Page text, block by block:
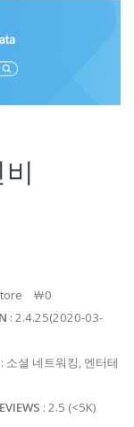
비
￦0
: 2.4.25(2020-03-
: 소셜 네트워킹, 엔터테
: 2.5 (<5K)